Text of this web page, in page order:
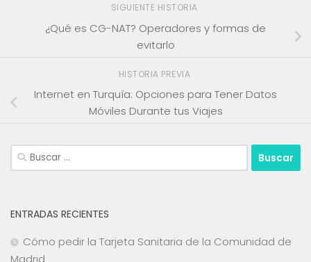
SIGUIENTE HISTORIA
¿Qué es CG-NAT? Operadores y formas de
evitarlo
HISTORIA PREVIA
Internet en Turquía: Opciones para Tener Datos
Móviles Durante tus Viajes
Buscar:
ENTRADAS RECIENTES
Cómo pedir la Tarjeta Sanitaria de la Comunidad de
Madrid